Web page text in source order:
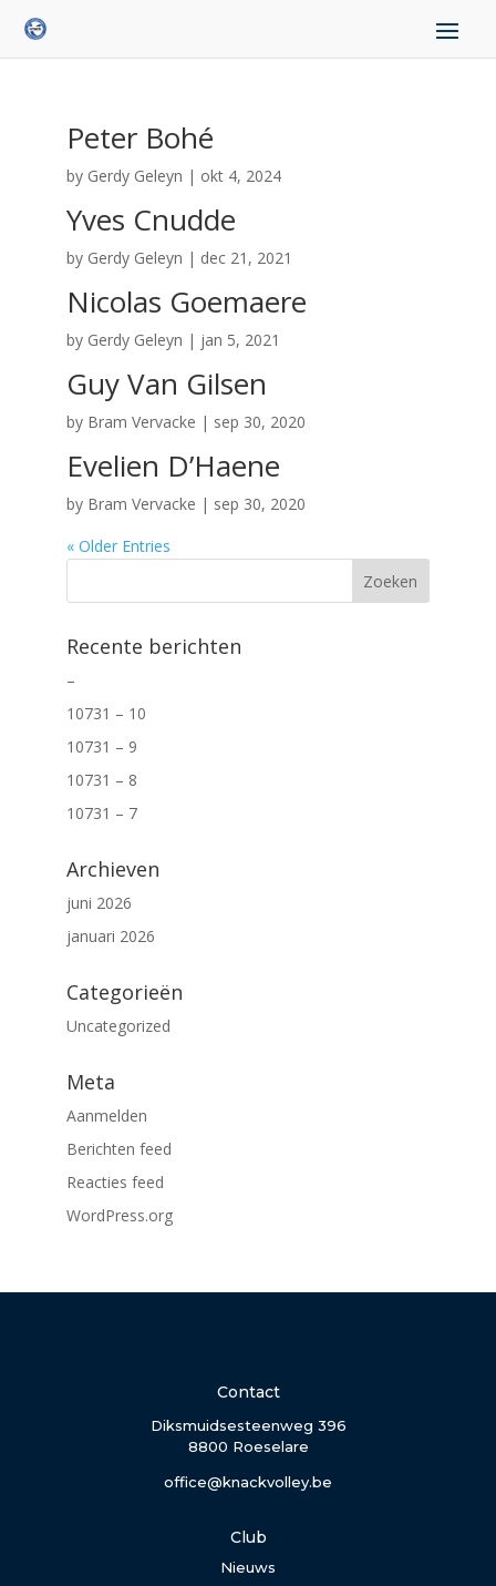
Peter Bohé
by Gerdy Geleyn | okt 4, 2024
Yves Cnudde
by Gerdy Geleyn | dec 21, 2021
Nicolas Goemaere
by Gerdy Geleyn | jan 5, 2021
Guy Van Gilsen
by Bram Vervacke | sep 30, 2020
Evelien D’Haene
by Bram Vervacke | sep 30, 2020
« Older Entries
Recente berichten
–
10731 – 10
10731 – 9
10731 – 8
10731 – 7
Archieven
juni 2026
januari 2026
Categorieën
Uncategorized
Meta
Aanmelden
Berichten feed
Reacties feed
WordPress.org
Contact
Diksmuidsesteenweg 396
8800 Roeselare
office@knackvolley.be
Club
Nieuws